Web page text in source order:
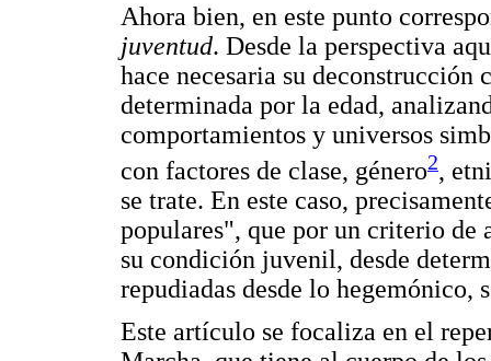
Ahora bien, en este punto
juventud. Desde la perspectiva
hace necesaria su
determinada por la edad,
comportamientos y universos
con factores de clase, género2,
se trate. En este caso,
populares", que por un criterio
su condición juvenil, desde
repudiadas desde lo
Este artículo se focaliza en el